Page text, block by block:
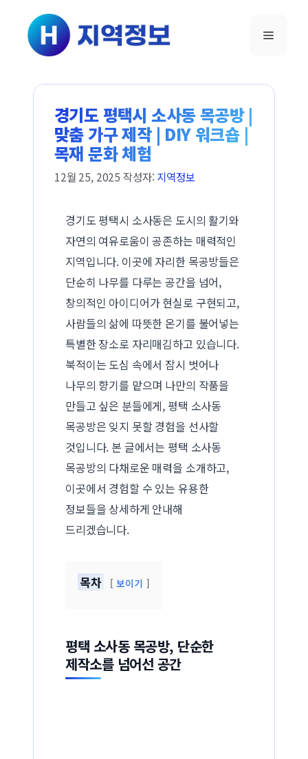
건너뛰기
메뉴
경기도 평택시 소사동 목공방 |
맞춤 가구 제작 | DIY 워크숍 |
목재 문화 체험
12월 25, 2025 작성자: 지역정보
경기도 평택시 소사동은 도시의 활기와
자연의 여유로움이 공존하는 매력적인
지역입니다. 이곳에 자리한 목공방들은
단순히 나무를 다루는 공간을 넘어,
창의적인 아이디어가 현실로 구현되고,
사람들의 삶에 따뜻한 온기를 불어넣는
특별한 장소로 자리매김하고 있습니다.
북적이는 도심 속에서 잠시 벗어나
나무의 향기를 맡으며 나만의 작품을
만들고 싶은 분들에게, 평택 소사동
목공방은 잊지 못할 경험을 선사할
것입니다. 본 글에서는 평택 소사동
목공방의 다채로운 매력을 소개하고,
이곳에서 경험할 수 있는 유용한
정보들을 상세하게 안내해
드리겠습니다.
목차 보이기
평택 소사동 목공방, 단순한
제작소를 넘어선 공간